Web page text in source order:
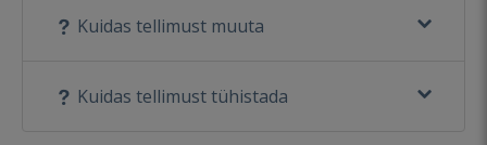
Kuidas tellimust muuta
Kuidas tellimust tühistada